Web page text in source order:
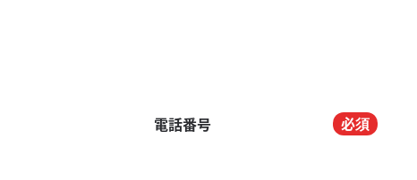
電話番号